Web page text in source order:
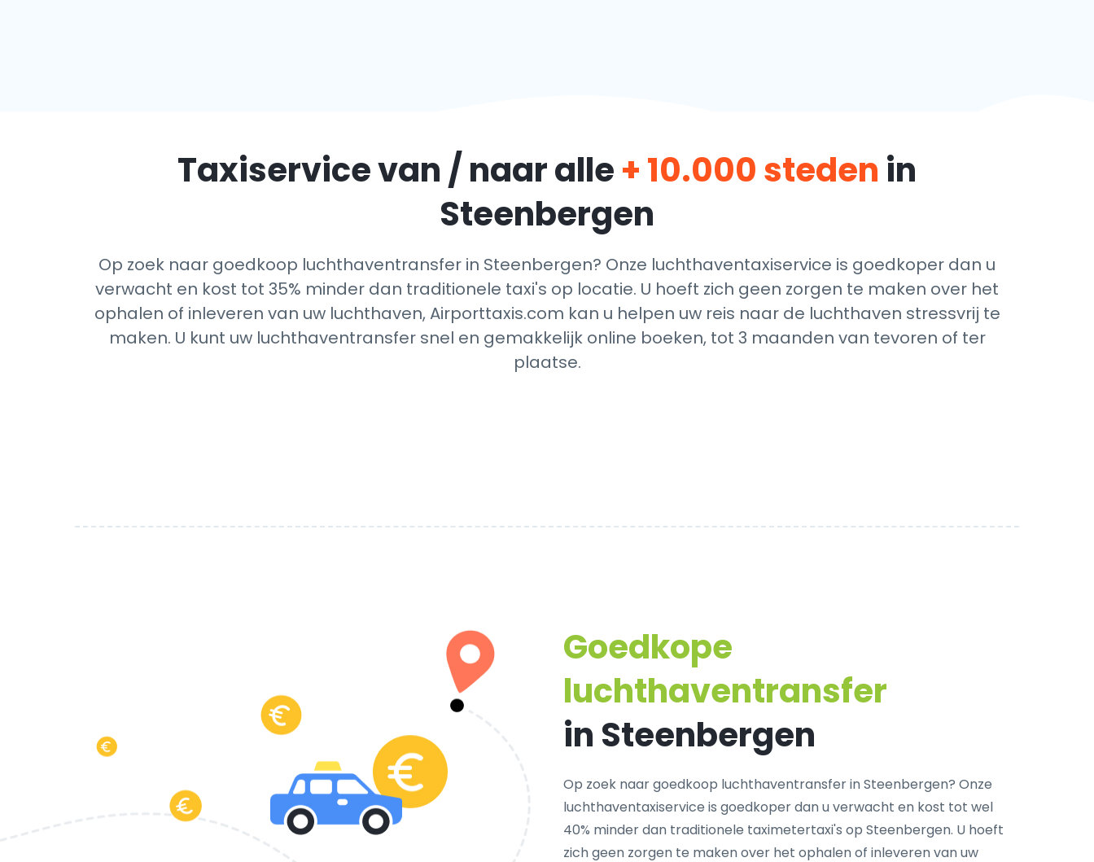
Taxiservice van / naar alle+ 10.000 steden in
Steenbergen
Op zoek naar goedkoop luchthaventransfer in Steenbergen? Onze luchthaventaxiservice is goedkoper dan u
verwacht en kost tot 35% minder dan traditionele taxi's op locatie. U hoeft zich geen zorgen te maken over het
ophalen of inleveren van uw luchthaven, Airporttaxis.com kan u helpen uw reis naar de luchthaven stressvrij te
maken. U kunt uw luchthaventransfer snel en gemakkelijk online boeken, tot 3 maanden van tevoren of ter
plaatse.
Goedkope
luchthaventransfer
in Steenbergen
Op zoek naar goedkoop luchthaventransfer in Steenbergen? Onze
luchthaventaxiservice is goedkoper dan u verwacht en kost tot wel
40% minder dan traditionele taximetertaxi's op Steenbergen. U hoeft
zich geen zorgen te maken over het ophalen of inleveren van uw